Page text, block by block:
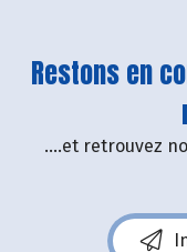
Restons en
....et retrouvez